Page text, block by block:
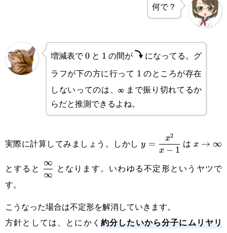
何で？
増減表で0
0 と 1
1 の間が
になってる。グ
ラフが下の方に行って 1
1 のところが存在
しないってのは、∞ まで振り切れてるか
らだと推測できるよね。
実際に計算してみましょう。しかし \displaystyle
y=\frac{x^2}
{x-1}
y =
x − 1
x2
はx → ∞
とすると \displaystyle
\frac{\infty}
∞
∞ となります。いわゆる不定形というヤツで
す。
こうなった場合は不定形を解消していきます。
方針としては、とにかく 約分したいから分子にムリヤリ